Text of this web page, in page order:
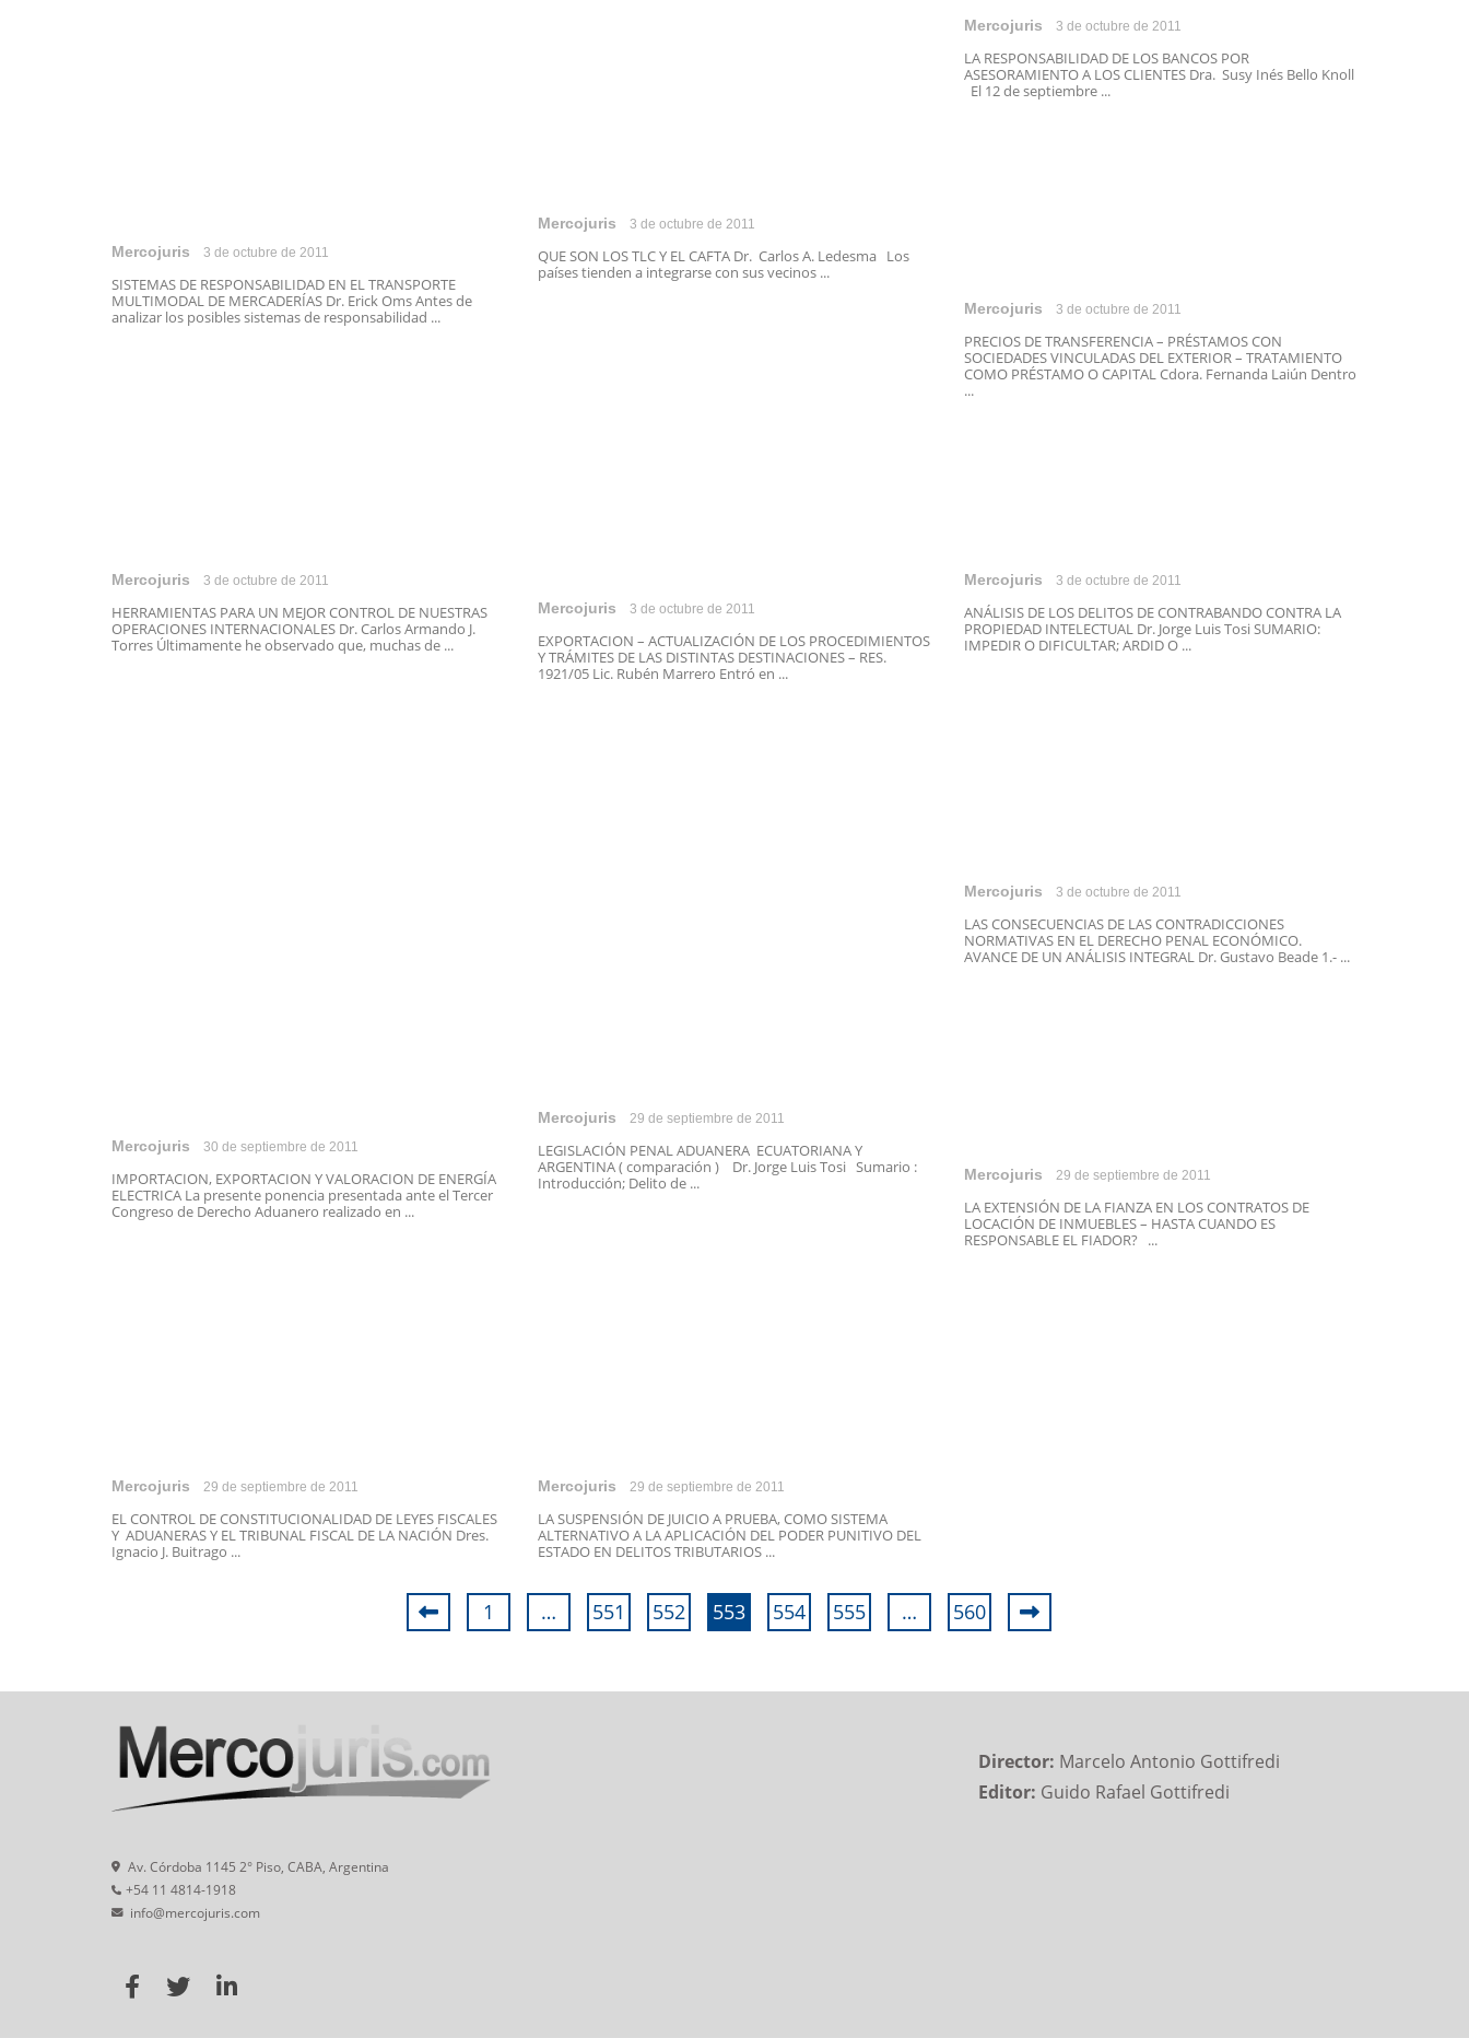
Mercojuris 3 de octubre de 2011
LA RESPONSABILIDAD DE LOS BANCOS POR
ASESORAMIENTO A LOS CLIENTES Dra. Susy Inés Bello Knoll
El 12 de septiembre ...
Mercojuris 3 de octubre de 2011
SISTEMAS DE RESPONSABILIDAD EN EL TRANSPORTE
MULTIMODAL DE MERCADERÍAS Dr. Erick Oms Antes de
analizar los posibles sistemas de responsabilidad ...
Mercojuris 3 de octubre de 2011
QUE SON LOS TLC Y EL CAFTA Dr. Carlos A. Ledesma Los
países tienden a integrarse con sus vecinos ...
Mercojuris 3 de octubre de 2011
PRECIOS DE TRANSFERENCIA – PRÉSTAMOS CON
SOCIEDADES VINCULADAS DEL EXTERIOR – TRATAMIENTO
COMO PRÉSTAMO O CAPITAL Cdora. Fernanda Laiún Dentro
...
Mercojuris 3 de octubre de 2011
HERRAMIENTAS PARA UN MEJOR CONTROL DE NUESTRAS
OPERACIONES INTERNACIONALES Dr. Carlos Armando J.
Torres Últimamente he observado que, muchas de ...
Mercojuris 3 de octubre de 2011
EXPORTACION – ACTUALIZACIÓN DE LOS PROCEDIMIENTOS
Y TRÁMITES DE LAS DISTINTAS DESTINACIONES – RES.
1921/05 Lic. Rubén Marrero Entró en ...
Mercojuris 3 de octubre de 2011
ANÁLISIS DE LOS DELITOS DE CONTRABANDO CONTRA LA
PROPIEDAD INTELECTUAL Dr. Jorge Luis Tosi SUMARIO:
IMPEDIR O DIFICULTAR; ARDID O ...
Mercojuris 3 de octubre de 2011
LAS CONSECUENCIAS DE LAS CONTRADICCIONES
NORMATIVAS EN EL DERECHO PENAL ECONÓMICO.
AVANCE DE UN ANÁLISIS INTEGRAL Dr. Gustavo Beade 1.- ...
Mercojuris 30 de septiembre de 2011
IMPORTACION, EXPORTACION Y VALORACION DE ENERGÍA
ELECTRICA La presente ponencia presentada ante el Tercer
Congreso de Derecho Aduanero realizado en ...
Mercojuris 29 de septiembre de 2011
LEGISLACIÓN PENAL ADUANERA ECUATORIANA Y
ARGENTINA ( comparación ) Dr. Jorge Luis Tosi Sumario :
Introducción; Delito de ...
Mercojuris 29 de septiembre de 2011
LA EXTENSIÓN DE LA FIANZA EN LOS CONTRATOS DE
LOCACIÓN DE INMUEBLES – HASTA CUANDO ES
RESPONSABLE EL FIADOR? ...
Mercojuris 29 de septiembre de 2011
EL CONTROL DE CONSTITUCIONALIDAD DE LEYES FISCALES
Y ADUANERAS Y EL TRIBUNAL FISCAL DE LA NACIÓN Dres.
Ignacio J. Buitrago ...
Mercojuris 29 de septiembre de 2011
LA SUSPENSIÓN DE JUICIO A PRUEBA, COMO SISTEMA
ALTERNATIVO A LA APLICACIÓN DEL PODER PUNITIVO DEL
ESTADO EN DELITOS TRIBUTARIOS ...
1 … 551 552 553 554 555 … 560
Av. Córdoba 1145 2° Piso, CABA, Argentina
+54 11 4814-1918
info@mercojuris.com
Director: Marcelo Antonio Gottifredi
Editor: Guido Rafael Gottifredi